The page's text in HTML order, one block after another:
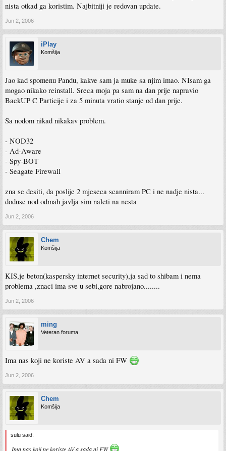
nista otkad ga koristim. Najbitniji je redovan update.
Jun 2, 2006
iPlay
Komšija
Jao kad spomenu Pandu, kakve sam ja muke sa njim imao. NIsam ga
mogao nikako reinstall. Sreca moja pa sam na dan prije napravio
BackUP C Particije i za 5 minuta vratio stanje od dan prije.
Sa nodom nikad nikakav problem.
- NOD32
- Ad-Aware
- Spy-BOT
- Seagate Firewall
zna se desiti, da poslije 2 mjeseca scanniram PC i ne nadje nista...
doduse nod odmah javlja sim naleti na nesta
Jun 2, 2006
Chem
Komšija
KIS,je beton(kaspersky internet security),ja sad to shibam i nema
problema ,znaci ima sve u sebi,gore nabrojano........
Jun 2, 2006
ming
Veteran foruma
Ima nas koji ne koriste AV a sada ni FW
Jun 2, 2006
Chem
Komšija
sulu said:
Ima nas koji ne koriste AV a sada ni FW